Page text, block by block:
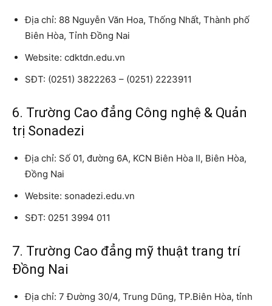
Địa chỉ: 88 Nguyễn Văn Hoa, Thống Nhất, Thành phố
Biên Hòa, Tỉnh Đồng Nai
Website: cdktdn.edu.vn
SĐT: (0251) 3822263 – (0251) 2223911
6. Trường Cao đẳng Công nghệ & Quản
trị Sonadezi
Địa chỉ: Số 01, đường 6A, KCN Biên Hòa II, Biên Hòa,
Đồng Nai
Website: sonadezi.edu.vn
SĐT: 0251 3994 011
7. Trường Cao đẳng mỹ thuật trang trí
Đồng Nai
Địa chỉ: 7 Đường 30/4, Trung Dũng, TP.Biên Hòa, tỉnh